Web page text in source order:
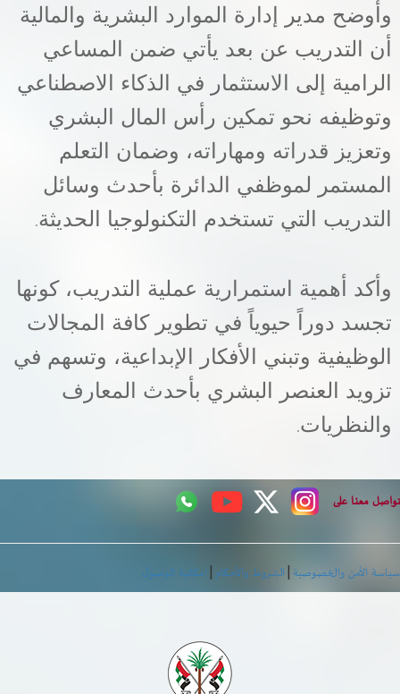
وأوضح مدير إدارة الموارد البشرية والمالية
أن التدريب عن بعد يأتي ضمن المساعي
الرامية إلى الاستثمار في الذكاء الاصطناعي
وتوظيفه نحو تمكين رأس المال البشري
وتعزيز قدراته ومهاراته، وضمان التعلم
المستمر لموظفي الدائرة بأحدث وسائل
التدريب التي تستخدم التكنولوجيا الحديثة.
وأكد أهمية استمرارية عملية التدريب، كونها
تجسد دوراً حيوياً في تطوير كافة المجالات
الوظيفية وتبني الأفكار الإبداعية، وتسهم في
تزويد العنصر البشري بأحدث المعارف
والنظريات.
معنا على
الأمن والخصوصية| الشروط والأحكام| إمكانية الوصول